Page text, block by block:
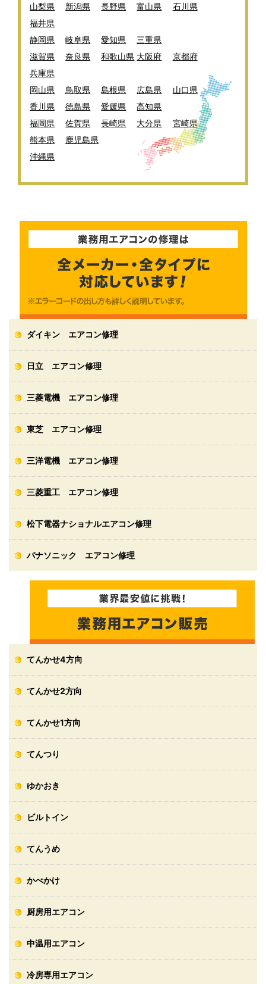
山梨県
新潟県 長野県 富山県
石川県
福井県
静岡県
岐阜県 愛知県
三重県
滋賀県
奈良県 和歌山県 大阪府
京都府
兵庫県
岡山県
鳥取県 島根県 広島県
山口県
香川県
徳島県 愛媛県
高知県
福岡県
佐賀県 長崎県 大分県
宮崎県
熊本県
鹿児島県
沖縄県
ダイキン エアコン修理
日立 エアコン修理
三菱電機 エアコン修理
東芝 エアコン修理
三洋電機 エアコン修理
三菱重工 エアコン修理
松下電器ナショナルエアコン修理
パナソニック エアコン修理
てんかせ4方向
てんかせ2方向
てんかせ1方向
てんつり
ゆかおき
ビルトイン
てんうめ
かべかけ
厨房用エアコン
中温用エアコン
冷房専用エアコン